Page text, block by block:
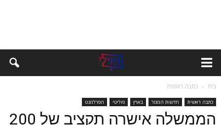
בית כתבה ראשית
כתבה ראשית חדשות המגזר בארץ פוליטי הפרלמנט
הממשלה אישרה תקציב של 200